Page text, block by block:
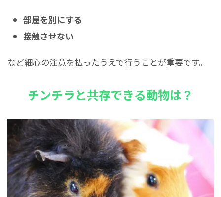
部屋を別にする
接触させない
など細心の注意を払ったうえで行うことが重要です。
チンチラと共存できる動物は？